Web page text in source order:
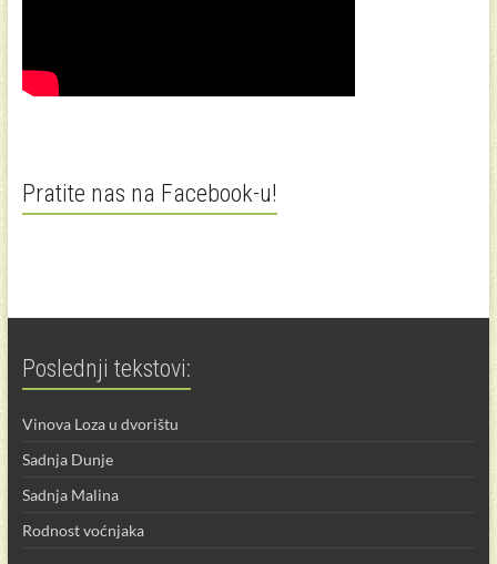
Pratite nas na Facebook-u!
Poslednji tekstovi:
Vinova Loza u dvorištu
Sadnja Dunje
Sadnja Malina
Rodnost voćnjaka